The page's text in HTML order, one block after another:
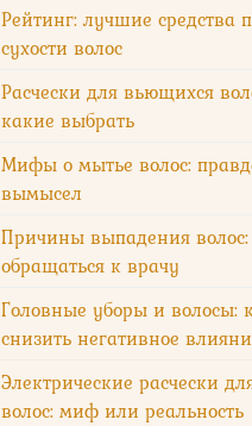
Рейтинг: лучшие средства
сухости волос
Расчески для вьющихся
какие выбрать
Мифы о мытье волос:
вымысел
Причины выпадения волос:
обращаться к врачу
Головные уборы и волосы:
снизить негативное
Электрические расчески
волос: миф или реальность